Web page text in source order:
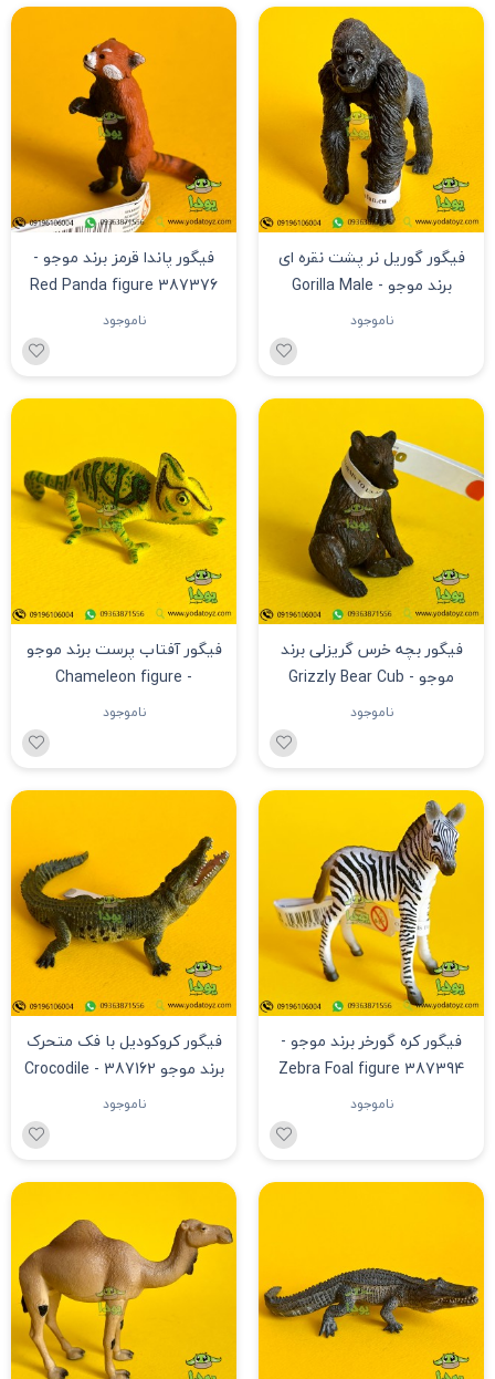
فیگور گوریل نر پشت نقره ای
برند موجو - Gorilla Male
ناموجود
فیگور پاندا قرمز برند موجو -
Red Panda figure 387376
ناموجود
فیگور بچه خرس گریزلی برند
موجو - Grizzly Bear Cub
figure 387217
ناموجود
فیگور آفتاب پرست برند موجو
- Chameleon figure
ناموجود
فیگور کره گورخر برند موجو -
Zebra Foal figure 387394
ناموجود
فیگور کروکودیل با فک متحرک
برند موجو 387162 - Crocodile
with Articulated Jaw figure
ناموجود